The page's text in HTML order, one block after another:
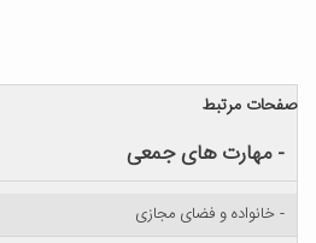
صفحات مرتبط
- مهارت های جمعی
- خانواده و فضای مجازی